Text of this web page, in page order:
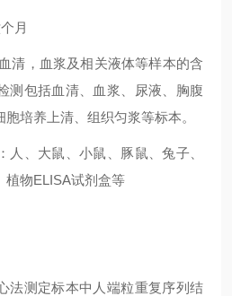
月
清，血浆及相关液体等样本的含
测包括血清、血浆、尿液、胸腹
培养上清、组织匀浆等标本。
人、大鼠、小鼠、豚鼠、兔子、
植物ELISA试剂盒等
法测定标本中人端粒重复序列结